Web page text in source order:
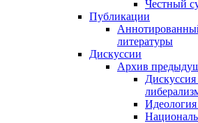
Честный
Публикации
литературы
Дискуссии
Архив
Идеология